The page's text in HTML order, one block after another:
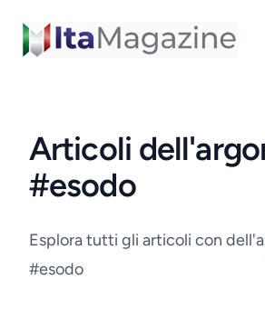
ItaMagazine
Articoli
#esodo
Esplora tutti gli articoli con
#esodo